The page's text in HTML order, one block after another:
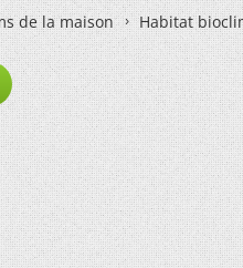
de la maison Habitat